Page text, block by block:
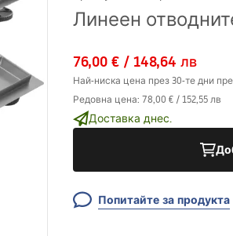
Линеен
76,00 € / 148,64 лв
Най-ниска цена през 30-те дни
Редовна цена: 78,00 € / 152,55 лв
Доставка днес.
Попитайте за продукта